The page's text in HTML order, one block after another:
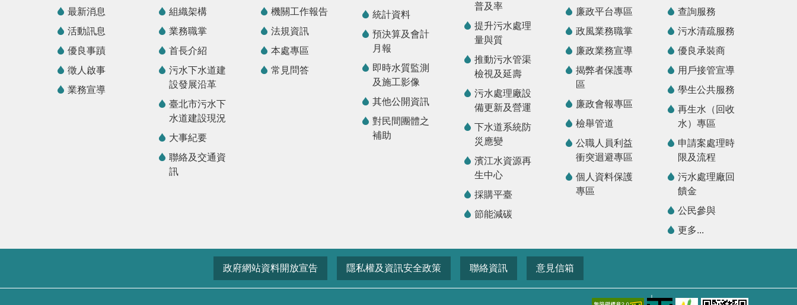
最新消息
活動訊息
優良事蹟
徵人啟事
業務宣導
組織架構
業務職掌
首長介紹
污水下水道建
設發展沿革
臺北市污水下
水道建設現況
大事紀要
聯絡及交通資
訊
機關工作報告
法規資訊
本處專區
常見問答
統計資料
預決算及會計
月報
即時水質監測
及施工影像
其他公開資訊
對民間團體之
補助
普及率
提升污水處理
量與質
推動污水管渠
檢視及延壽
污水處理廠設
備更新及營運
下水道系統防
災應變
濱江水資源再
生中心
採購平臺
節能減碳
廉政平台專區
政風業務職掌
廉政業務宣導
揭弊者保護專
區
廉政會報專區
檢舉管道
公職人員利益
衝突迴避專區
個人資料保護
專區
查詢服務
污水清疏服務
優良承裝商
用戶接管宣導
學生公共服務
再生水（回收
水）專區
申請案處理時
限及流程
污水處理廠回
饋金
公民參與
更多...
政府網站資料開放宣告 隱私權及資訊安全政策 聯絡資訊 意見信箱